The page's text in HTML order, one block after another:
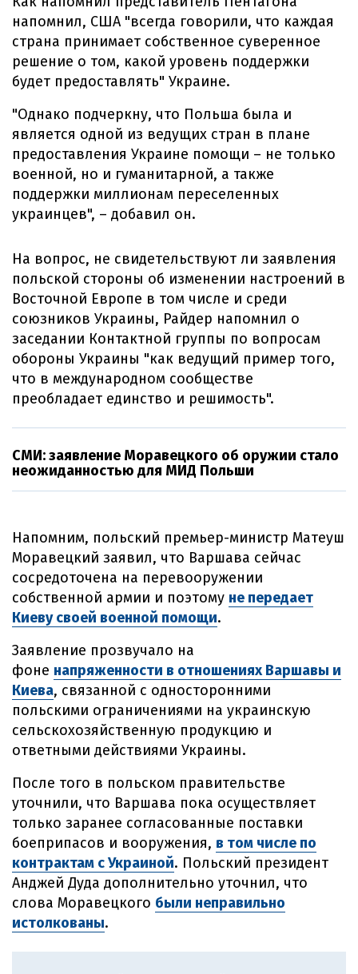
напомнил, США "всегда говорили, что каждая
страна принимает собственное суверенное
решение о том, какой уровень поддержки
будет предоставлять" Украине.
"Однако подчеркну, что Польша была и
является одной из ведущих стран в плане
предоставления Украине помощи – не только
военной, но и гуманитарной, а также
поддержки миллионам переселенных
украинцев", – добавил он.
На вопрос, не свидетельствуют ли заявления
польской стороны об изменении настроений в
Восточной Европе в том числе и среди
союзников Украины, Райдер напомнил о
заседании Контактной группы по вопросам
обороны Украины "как ведущий пример того,
что в международном сообществе
преобладает единство и решимость".
СМИ: заявление Моравецкого об оружии стало
неожиданностью для МИД Польши
Напомним, польский премьер-министр Матеуш
Моравецкий заявил, что Варшава сейчас
сосредоточена на перевооружении
собственной армии и поэтому не передает
Киеву своей военной помощи.
Заявление прозвучало на
фоне напряженности в отношениях Варшавы и
Киева, связанной с односторонними
польскими ограничениями на украинскую
сельскохозяйственную продукцию и
ответными действиями Украины.
После того в польском правительстве
уточнили, что Варшава пока осуществляет
только заранее согласованные поставки
боеприпасов и вооружения, в том числе по
контрактам с Украиной. Польский президент
Анджей Дуда дополнительно уточнил, что
слова Моравецкого были неправильно
истолкованы.